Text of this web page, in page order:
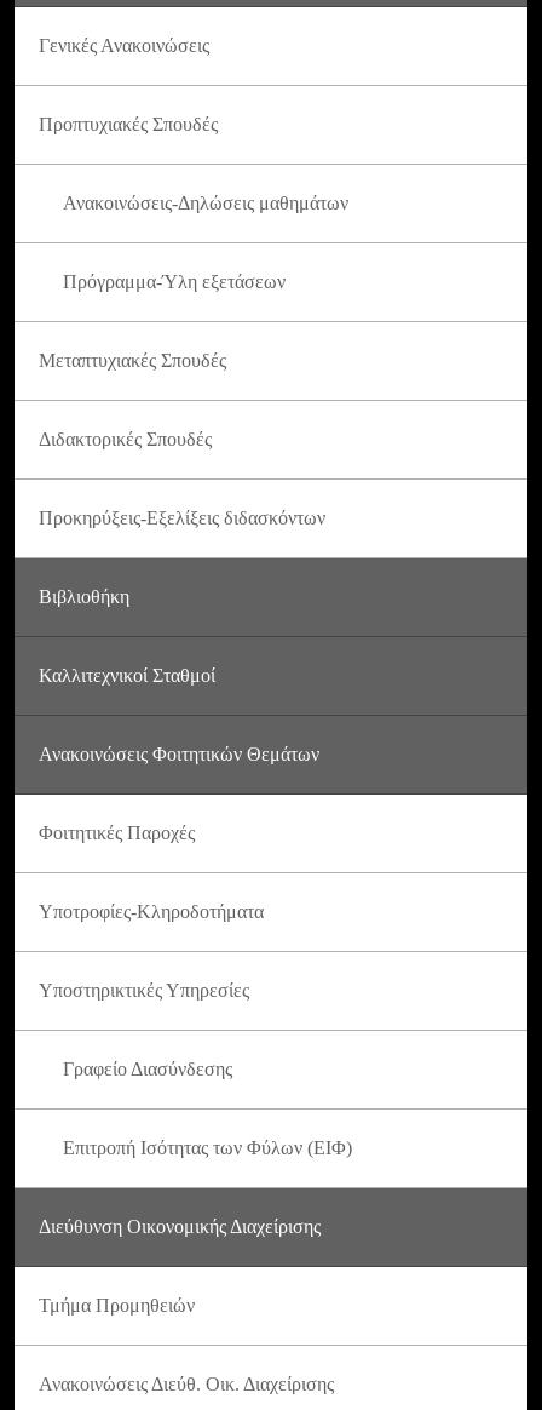
Γενικές Ανακοινώσεις
Προπτυχιακές Σπουδές
Ανακοινώσεις-Δηλώσεις μαθημάτων
Πρόγραμμα-Ύλη εξετάσεων
Μεταπτυχιακές Σπουδές
Διδακτορικές Σπουδές
Προκηρύξεις-Εξελίξεις διδασκόντων
Βιβλιοθήκη
Καλλιτεχνικοί Σταθμοί
Ανακοινώσεις Φοιτητικών Θεμάτων
Φοιτητικές Παροχές
Υποτροφίες-Κληροδοτήματα
Υποστηρικτικές Υπηρεσίες
Γραφείο Διασύνδεσης
Επιτροπή Ισότητας των Φύλων (ΕΙΦ)
Διεύθυνση Οικονομικής Διαχείρισης
Τμήμα Προμηθειών
Ανακοινώσεις Διεύθ. Οικ. Διαχείρισης